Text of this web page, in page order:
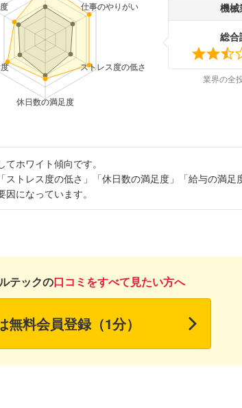
機械
総合
業界の全
ホワイト傾向です。
ストレス度の低さ」「休日数の満足度」「給与の満足
になっています。
テックの口コミをすべて見たい方へ
無料会員登録（1分）